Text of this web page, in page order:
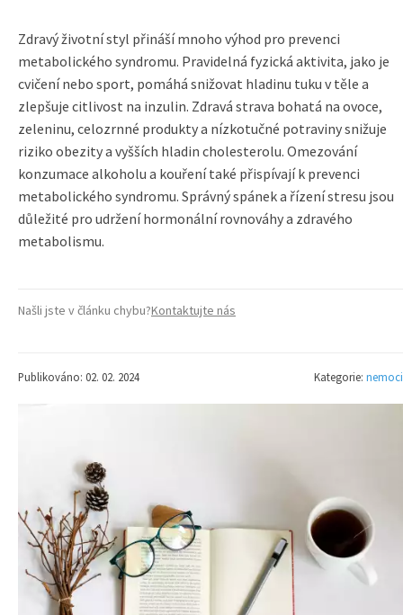
Zdravý životní styl přináší mnoho výhod pro prevenci
metabolického syndromu. Pravidelná fyzická aktivita, jako je
cvičení nebo sport, pomáhá snižovat hladinu tuku v těle a
zlepšuje citlivost na inzulin. Zdravá strava bohatá na ovoce,
zeleninu, celozrnné produkty a nízkotučné potraviny snižuje
riziko obezity a vyšších hladin cholesterolu. Omezování
konzumace alkoholu a kouření také přispívají k prevenci
metabolického syndromu. Správný spánek a řízení stresu jsou
důležité pro udržení hormonální rovnováhy a zdravého
metabolismu.
Našli jste v článku chybu?Kontaktujte nás
Publikováno: 02. 02. 2024 Kategorie: nemoci